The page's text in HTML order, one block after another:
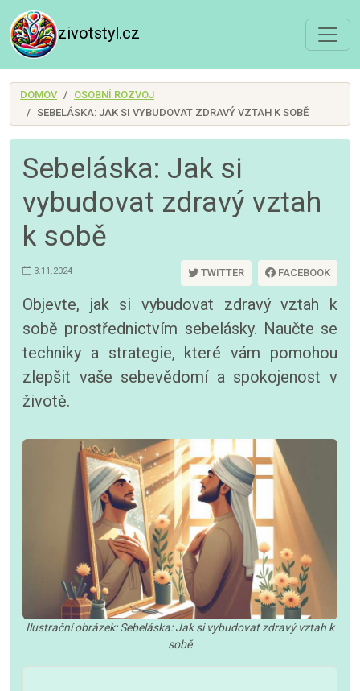
zivotstyl.cz
DOMOV
OSOBNÍ ROZVOJ
SEBELÁSKA: JAK SI VYBUDOVAT ZDRAVÝ VZTAH K SOBĚ
Sebeláska: Jak si
vybudovat zdravý vztah
k sobě
3.11.2024 TWITTER FACEBOOK
Objevte, jak si vybudovat zdravý vztah k
sobě prostřednictvím sebelásky. Naučte se
techniky a strategie, které vám pomohou
zlepšit vaše sebevědomí a spokojenost v
životě.
Ilustrační obrázek: Sebeláska: Jak si vybudovat zdravý vztah k
sobě